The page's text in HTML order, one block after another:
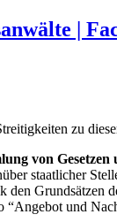
zu
von
staatlicher
den Grundsätzen
und